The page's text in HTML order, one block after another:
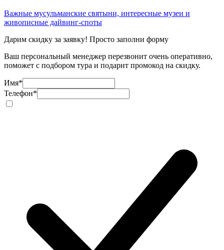
Важные мусульманские святыни, интересные музеи и
живописные дайвинг-споты
Дарим скидку за заявку! Просто заполни форму
Ваш персональный менеджер перезвонит очень оперативно,
поможет с подбором тура и подарит промокод на скидку.
Имя*
Телефон*